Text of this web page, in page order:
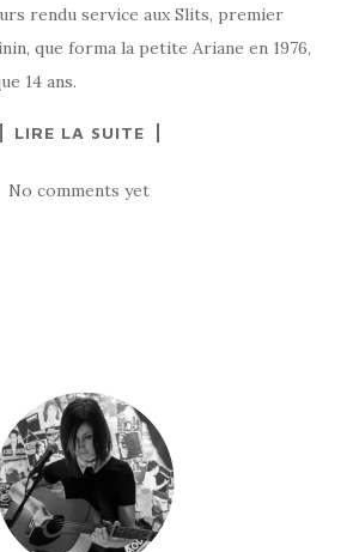
rendu service aux Slits, premier
que forma la petite Ariane en 1976,
14 ans.
LIRE LA SUITE
No comments yet